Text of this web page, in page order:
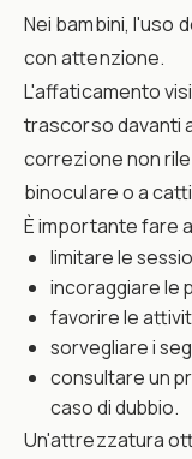
Nei bambini, l'uso
con attenzione.
L'affaticamento
trascorso davanti
correzione non
binoculare o a
È importante fare
limitare le
incoraggiare le
favorire le
sorvegliare i
consultare un
caso di dubbio.
Un'attrezzatura